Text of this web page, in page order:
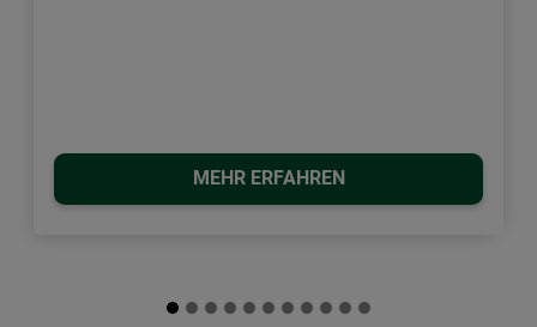
MEHR ERFAHREN